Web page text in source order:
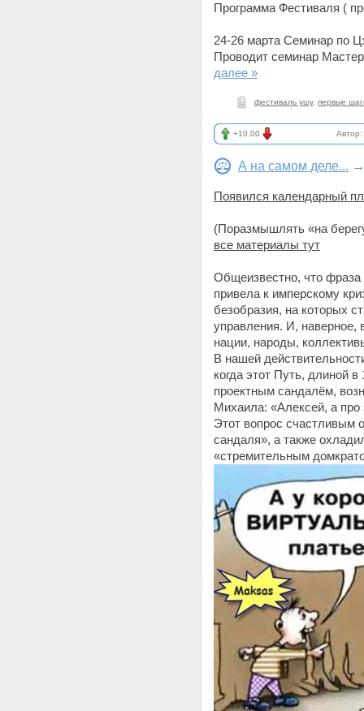
Программа Фестиваля (
24-26 марта Семинар по
Проводит семинар
далее »
фестиваль ушу, первые
+10.00 Автор:
А на самом деле...
Появился календарный
(Поразмышлять «на
все материалы тут
Общеизвестно, что фраза
привела к имперскому
безобразия, на которых
управления. И, наверное,
нации, народы,
В нашей
когда этот Путь, длиной
проектным сандалём,
Михаила: «Алексей, а про
Этот вопрос счастливым
сандаля», а также
«стремительным